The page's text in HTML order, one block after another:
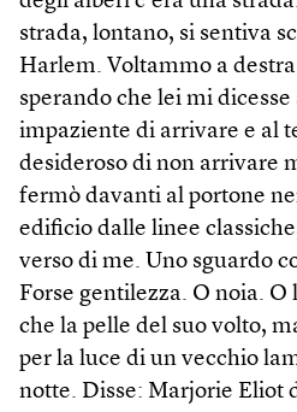
strada, lontano, si sentiva
Harlem. Voltammo a
sperando che lei mi
impaziente di arrivare e al
desideroso di non arrivare
fermò davanti al portone
edificio dalle linee
verso di me. Uno sguardo
Forse gentilezza. O noia.
che la pelle del suo volto,
per la luce di un vecchio
notte. Disse: Marjorie Eliot